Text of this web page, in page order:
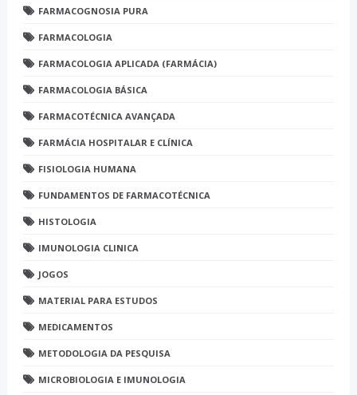
FARMACOGNOSIA PURA
FARMACOLOGIA
FARMACOLOGIA APLICADA (FARMÁCIA)
FARMACOLOGIA BÁSICA
FARMACOTÉCNICA AVANÇADA
FARMÁCIA HOSPITALAR E CLÍNICA
FISIOLOGIA HUMANA
FUNDAMENTOS DE FARMACOTÉCNICA
HISTOLOGIA
IMUNOLOGIA CLINICA
JOGOS
MATERIAL PARA ESTUDOS
MEDICAMENTOS
METODOLOGIA DA PESQUISA
MICROBIOLOGIA E IMUNOLOGIA